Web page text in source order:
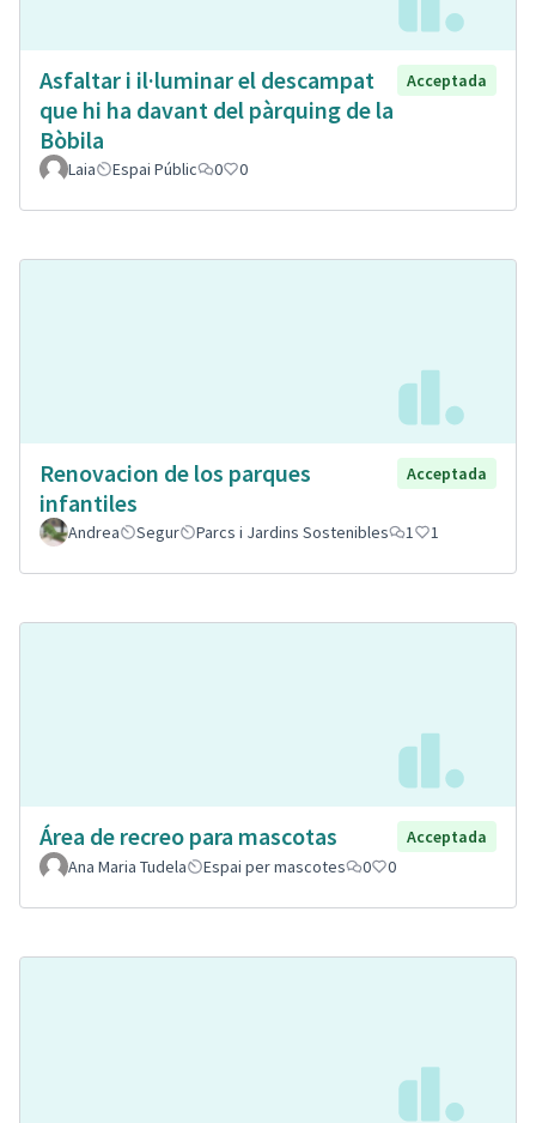
Asfaltar i il·luminar el descampat
que hi ha davant del pàrquing de la
Bòbila
Acceptada
Laia Espai Públic 0 0
Renovacion de los parques
infantiles
Acceptada
Andrea Segur Parcs i Jardins Sostenibles 1 1
Área de recreo para mascotas
Acceptada
Ana Maria Tudela
Espai per mascotes 0 0